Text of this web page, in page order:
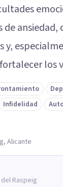
ansiedad,
los
Infidelidad
Alicante
Raspeig